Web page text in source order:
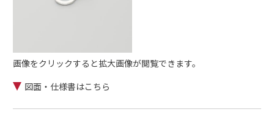
画像をクリックすると拡大画像が閲覧できます。
図面・仕様書はこちら